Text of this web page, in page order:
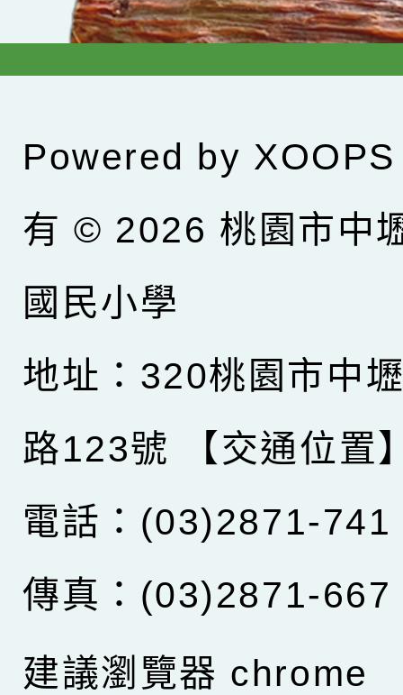
Powered by XOOPS
有 © 2026 桃園市中
國民小學
地址：320桃園市中
路123號
【交通位置
電話：(03)2871-741
傳真：(03)2871-667
建議瀏覽器 chrome